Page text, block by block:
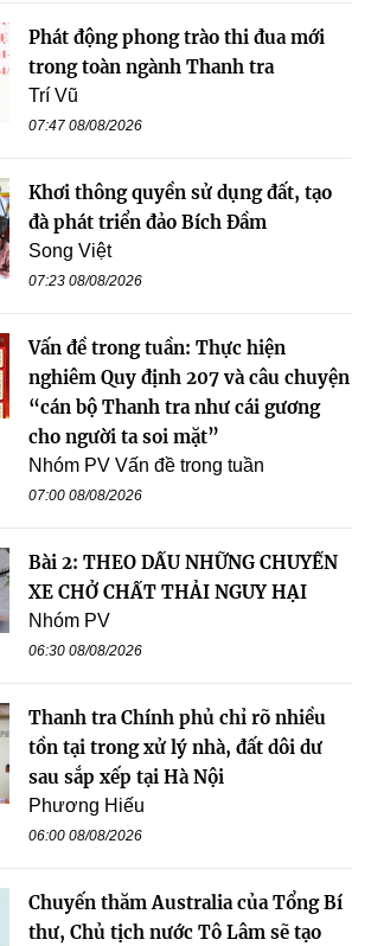
Phát động phong trào thi đua mới
trong toàn ngành Thanh tra
Trí Vũ
07:47 08/08/2026
Khơi thông quyền sử dụng đất, tạo
đà phát triển đảo Bích Đầm
Song Việt
07:23 08/08/2026
Vấn đề trong tuần: Thực hiện
nghiêm Quy định 207 và câu chuyện
“cán bộ Thanh tra như cái gương
cho người ta soi mặt”
Nhóm PV Vấn đề trong tuần
07:00 08/08/2026
Bài 2: THEO DẤU NHỮNG CHUYẾN
XE CHỞ CHẤT THẢI NGUY HẠI
Nhóm PV
06:30 08/08/2026
Thanh tra Chính phủ chỉ rõ nhiều
tồn tại trong xử lý nhà, đất dôi dư
sau sắp xếp tại Hà Nội
Phương Hiếu
06:00 08/08/2026
Chuyến thăm Australia của Tổng Bí
thư, Chủ tịch nước Tô Lâm sẽ tạo